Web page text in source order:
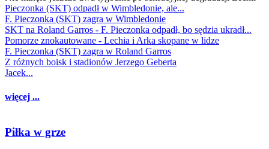
Pieczonka (SKT) odpadł w Wimbledonie, ale...
F. Pieczonka (SKT) zagra w Wimbledonie
SKT na Roland Garros - F. Pieczonka odpadł, bo sędzia ukradł...
Pomorze znokautowane - Lechia i Arka skopane w lidze
F. Pieczonka (SKT) zagra w Roland Garros
Z różnych boisk i stadionów Jerzego Geberta
Jacek...
więcej ...
Piłka w grze